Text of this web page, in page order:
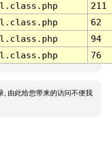
211
62
94
76
, 由此给您带来的访问不便我